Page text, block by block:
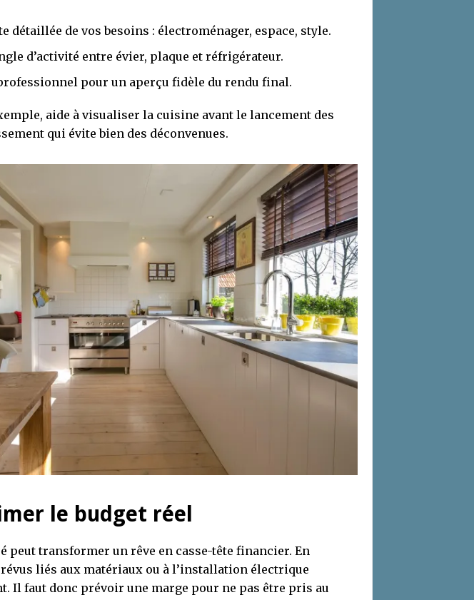
détaillée de vos besoins : électroménager, espace, style.
d’activité entre évier, plaque et réfrigérateur.
pour un aperçu fidèle du rendu final.
aide à visualiser la cuisine avant le lancement des
qui évite bien des déconvenues.
le budget réel
peut transformer un rêve en casse-tête financier. En
liés aux matériaux ou à l’installation électrique
Il faut donc prévoir une marge pour ne pas être pris au